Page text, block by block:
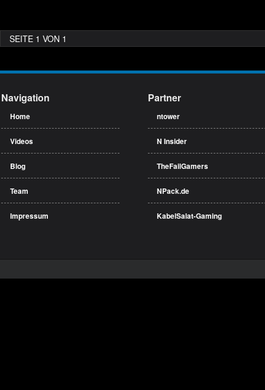
SEITE 1 VON 1
Navigation
Home
Videos
Blog
Team
Impressum
Partner
ntower
N Insider
TheFailGamers
NPack.de
KabelSalat-Gaming